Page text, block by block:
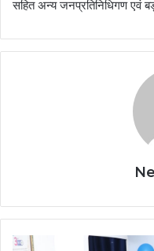
सहित अन्य जनप्रतिनिधिगण एवं
भानपुरी